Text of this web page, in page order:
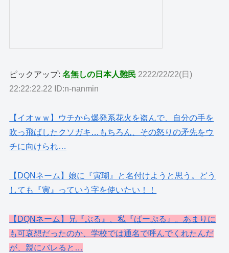
ピックアップ:名無しの日本人難民 2222/22/22(日)
22:22:22.22 ID:n-nanmin
【イオｗｗ】ウチから爆発系花火を盗んで、自分の手を
吹っ飛ばしたクソガキ…もちろん、その怒りの矛先をウ
チに向けられ…
【DQNネーム】娘に『寅瑚』と名付けようと思う。どう
しても『寅』っていう字を使いたい！！
【DQNネーム】兄『ぶる』、私『ぱーぷる』。あまりに
も可哀想だったのか、学校では通名で呼んでくれたんだ
が、親にバレると…